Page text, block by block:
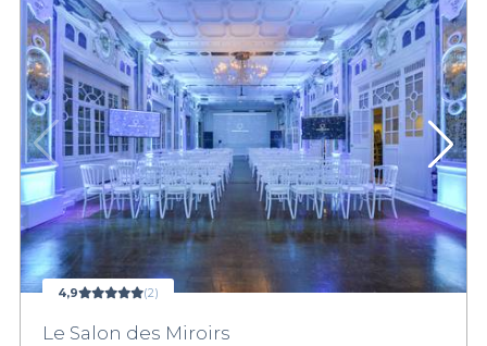
4,9 (2)
Le Salon des Miroirs